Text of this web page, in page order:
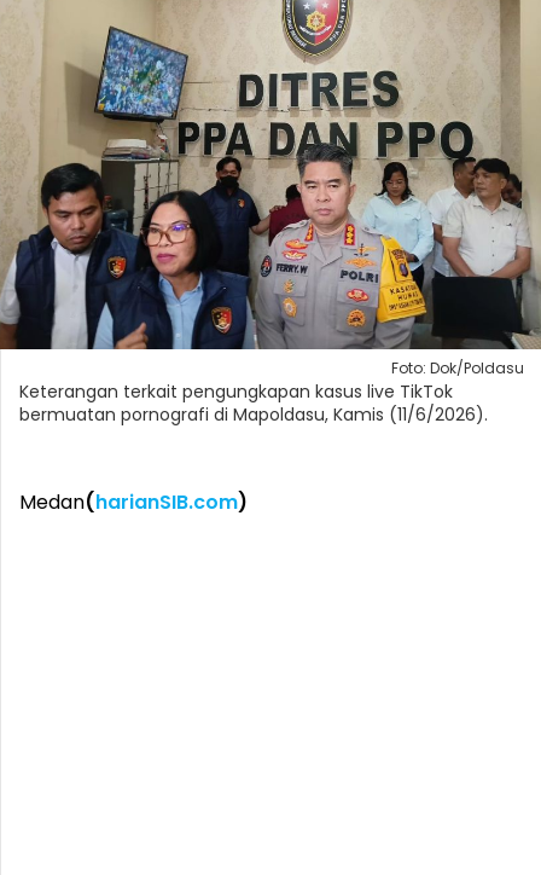
Foto: Dok/Poldasu
Keterangan terkait pengungkapan kasus live TikTok
bermuatan pornografi di Mapoldasu, Kamis (11/6/2026).
Medan(harianSIB.com)